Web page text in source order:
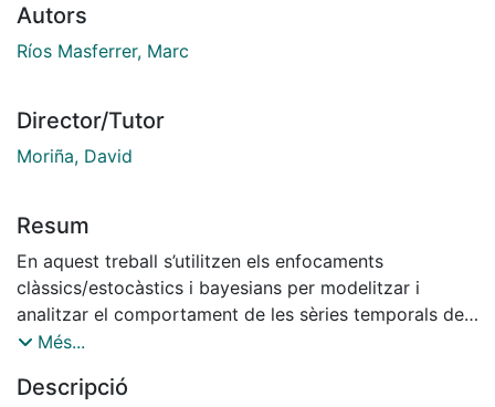
Autors
Ríos Masferrer, Marc
Director/Tutor
Moriña, David
Resum
En aquest treball s’utilitzen els enfocaments
clàssics/estocàstics i bayesians per modelitzar i
analitzar el comportament de les sèries temporals del
nombre d’infectats per la Covid-19 per cada 100.000
s’analitzen les previsions resultants de cada
Més...
Descripció